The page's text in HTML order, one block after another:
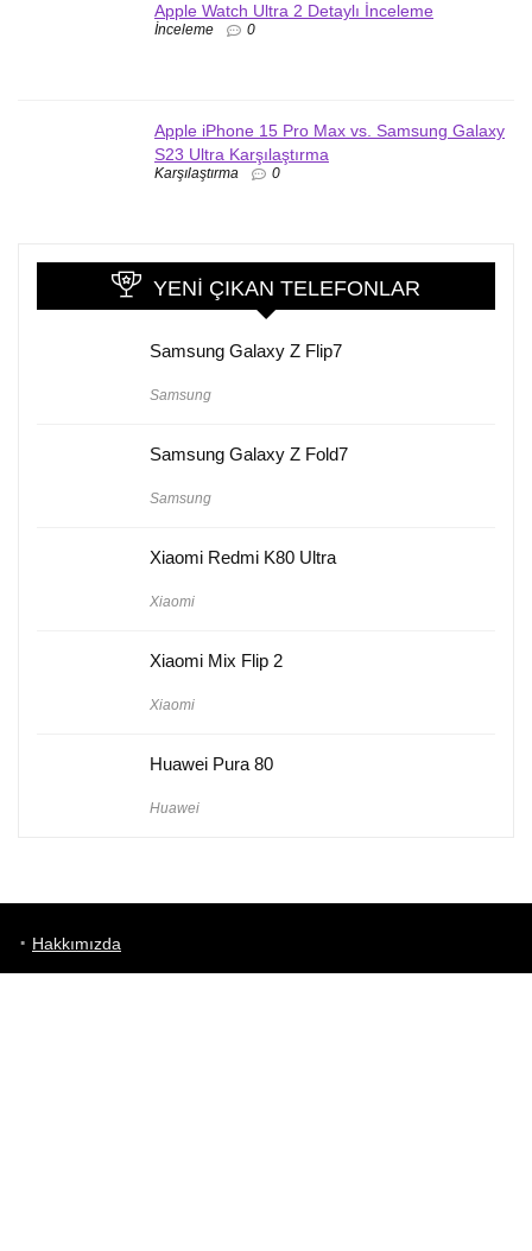
Apple Watch Ultra 2 Detaylı İnceleme
İnceleme 0
Apple iPhone 15 Pro Max vs. Samsung Galaxy
S23 Ultra Karşılaştırma
Karşılaştırma 0
YENI ÇIKAN TELEFONLAR
Samsung Galaxy Z Flip7
Samsung
Samsung Galaxy Z Fold7
Samsung
Xiaomi Redmi K80 Ultra
Xiaomi
Xiaomi Mix Flip 2
Xiaomi
Huawei Pura 80
Huawei
Hakkımızda